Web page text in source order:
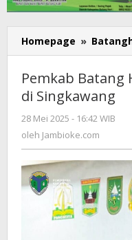
Homepage »
Pemkab Batang
di Singkawang
28 Mei 2025 - 16:42 WIB
oleh Jambioke.com